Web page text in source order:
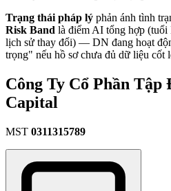
Trạng thái pháp lý phản ánh tình
Risk Band là điểm AI tổng hợp (tuổi
lịch sử thay đổi) — DN đang hoạt
trọng" nếu hồ sơ chưa đủ dữ liệu cốt
Công Ty Cổ Phần Tập
Capital
MST 0311315789